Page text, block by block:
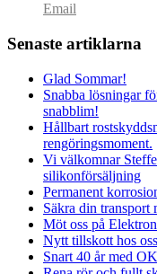
Email
Senaste artiklarna
Glad Sommar!
Snabba lösningar
snabblim!
Hållbart
rengöringsmoment.
Vi välkomnar
silikonförsäljning
Permanent
Säkra din transport
Möt oss på
Nytt tillskott hos
Snart 40 år med